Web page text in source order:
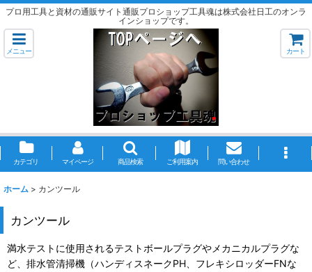
プロ用工具と資材の通販サイト通販プロショップ工具魂は株式会社日工のオンラ
インショップです。
メニュー カート
カテゴリ マイページ 商品検索 ご利用案内 問い合わせ
ホーム > カンツール
カンツール
満水テストに使用されるテストボールプラグやメカニカルプラグな
ど、排水管清掃機（ハンディスネークPH、フレキシロッダーFNな